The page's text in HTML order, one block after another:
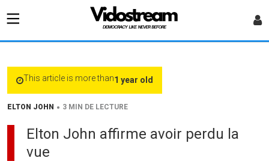
This article is more than1 year old
ELTON JOHN • 3 MIN DE LECTURE
Elton John affirme avoir perdu la
vue